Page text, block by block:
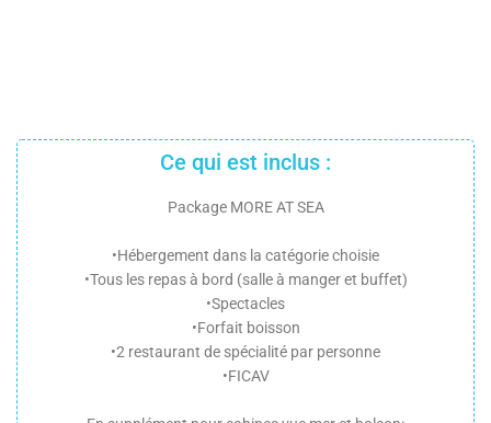
Ce qui est inclus :
Package MORE AT SEA
•Hébergement dans la catégorie choisie
•Tous les repas à bord (salle à manger et buffet)
•Spectacles
•Forfait boisson
•2 restaurant de spécialité par personne
•FICAV